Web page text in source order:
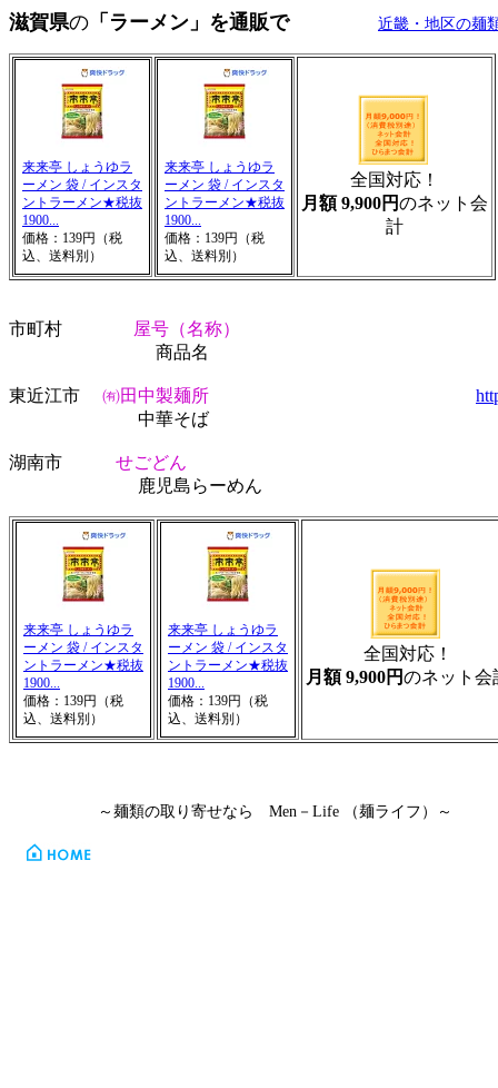
滋賀県の 「ラーメン」を通販で 近畿・地区の麺
来来亭 しょうゆラ
ーメン 袋 / インスタ
ントラーメン★税抜
1900...
価格：139円（税
込、送料別）
来来亭 しょうゆラ
ーメン 袋 / インスタ
ントラーメン★税抜
1900...
価格：139円（税
込、送料別）
全国対応！
月額 9,900円のネット会
計
市町村 屋号（名称）
商品名
東近江市 ㈲田中製麺所
中華そば
湖南市 せごどん
鹿児島らーめん
来来亭 しょうゆラ
ーメン 袋 / インスタ
ントラーメン★税抜
1900...
価格：139円（税
込、送料別）
来来亭 しょうゆラ
ーメン 袋 / インスタ
ントラーメン★税抜
1900...
価格：139円（税
込、送料別）
全国対応！
月額 9,900円のネット会
～麺類の取り寄せなら Men － Life （麺ライフ）～